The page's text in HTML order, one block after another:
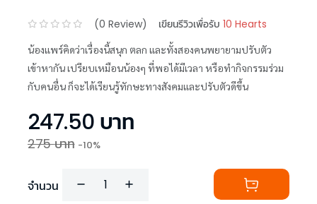
(0 Review) เขียนรีวิวเพื่อรับ 10 Hearts
น้องแพร์คิดว่าเรื่องนี้สนุก ตลก และทั้งสองคนพยายามปรับตัว
เข้าหากัน เปรียบเหมือนน้องๆ ที่พอได้มีเวลา หรือทำกิจกรรมร่วม
กับคนอื่น ก็จะได้เรียนรู้ทักษะทางสังคมและปรับตัวดีขึ้น
247.50 บาท
275บาท -10%
จำนวน